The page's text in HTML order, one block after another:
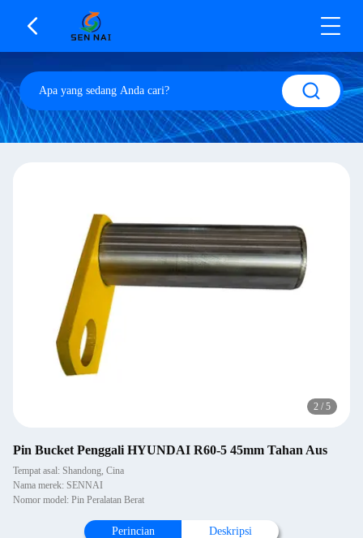
2 / 5
Pin Bucket Penggali HYUNDAI R60-5 45mm Tahan Aus
Tempat asal: Shandong, Cina
Nama merek: SENNAI
Nomor model: Pin Peralatan Berat
Perincian Deskripsi